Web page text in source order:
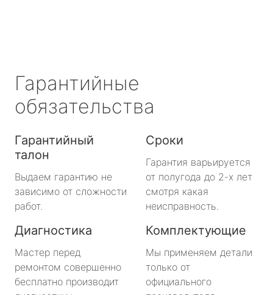
Гарантийные
обязательства
Гарантийный
талон
Выдаем гарантию не
зависимо от сложности
работ.
Сроки
Гарантия варьируется
от полугода до 2-х лет
смотря какая
неисправность.
Диагностика
Мастер перед
ремонтом совершенно
бесплатно производит
Комплектующие
Мы применяем детали
только от
официального